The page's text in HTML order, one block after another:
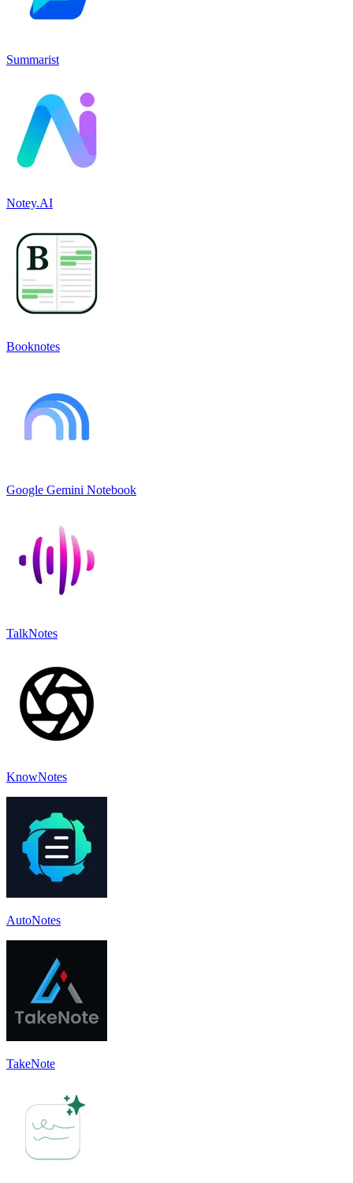
Summarist
Notey.AI
Booknotes
Google Gemini Notebook
TalkNotes
KnowNotes
AutoNotes
TakeNote